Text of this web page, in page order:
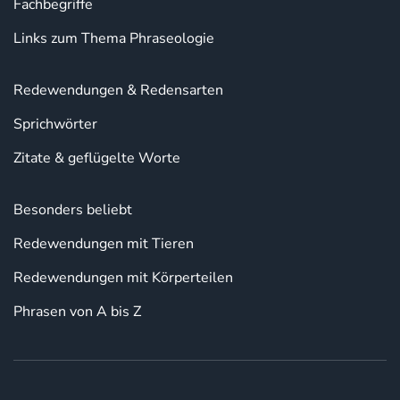
Fachbegriffe
Links zum Thema Phraseologie
Redewendungen & Redensarten
Sprichwörter
Zitate & geflügelte Worte
Besonders beliebt
Redewendungen mit Tieren
Redewendungen mit Körperteilen
Phrasen von A bis Z